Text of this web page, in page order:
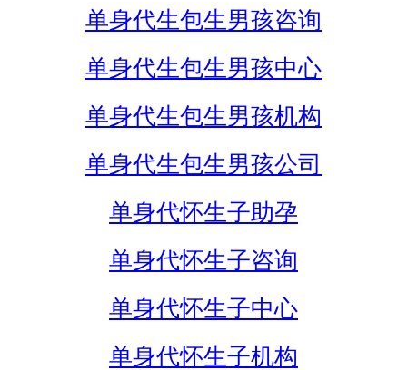
单身代生包生男孩咨询
单身代生包生男孩中心
单身代生包生男孩机构
单身代生包生男孩公司
单身代怀生子助孕
单身代怀生子咨询
单身代怀生子中心
单身代怀生子机构